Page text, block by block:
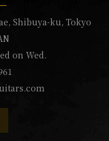
Shibuya-ku, Tokyo
on Wed.